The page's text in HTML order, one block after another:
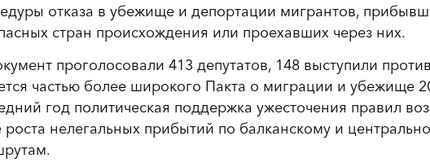
отказа в убежище и депортации мигрантов,
стран происхождения или проехавших через них.
проголосовали 413 депутатов, 148 выступили
частью более широкого Пакта о миграции и убежище
год политическая поддержка ужесточения правил
роста нелегальных прибытий по балканскому и